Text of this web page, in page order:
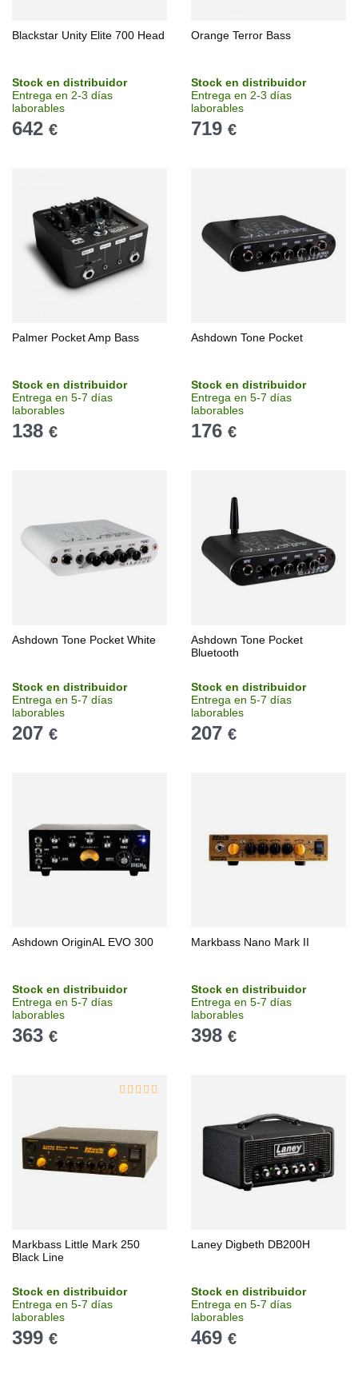
Blackstar Unity Elite 700 Head
Stock en distribuidor
Entrega en 2-3 días
laborables
642 €
Orange Terror Bass
Stock en distribuidor
Entrega en 2-3 días
laborables
719 €
Palmer Pocket Amp Bass
Stock en distribuidor
Entrega en 5-7 días
laborables
138 €
Ashdown Tone Pocket
Stock en distribuidor
Entrega en 5-7 días
laborables
176 €
Ashdown Tone Pocket White
Stock en distribuidor
Entrega en 5-7 días
laborables
207 €
Ashdown Tone Pocket
Bluetooth
Stock en distribuidor
Entrega en 5-7 días
laborables
207 €
Ashdown OriginAL EVO 300
Stock en distribuidor
Entrega en 5-7 días
laborables
363 €
Markbass Nano Mark II
Stock en distribuidor
Entrega en 5-7 días
laborables
398 €
Markbass Little Mark 250
Black Line
Stock en distribuidor
Entrega en 5-7 días
laborables
399 €
Laney Digbeth DB200H
Stock en distribuidor
Entrega en 5-7 días
laborables
469 €